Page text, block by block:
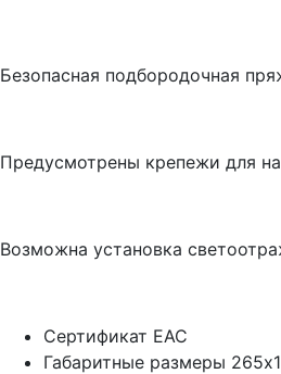
Безопасная подбородочная
Предусмотрены крепежи для
Возможна установка
Сертификат EAC
Габаритные размеры